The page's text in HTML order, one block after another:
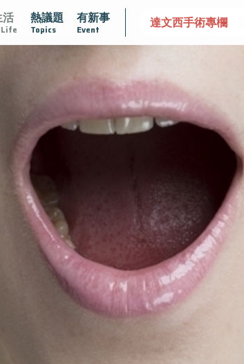
熱議題
Topics
有新事
Event
骨骼健康 達文西手術專欄 2025植牙指南